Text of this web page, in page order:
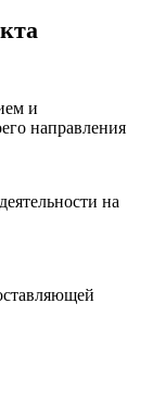
и
направления
на